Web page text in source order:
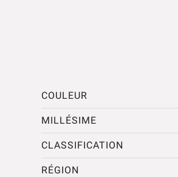
COULEUR
MILLÉSIME
CLASSIFICATION
RÉGION